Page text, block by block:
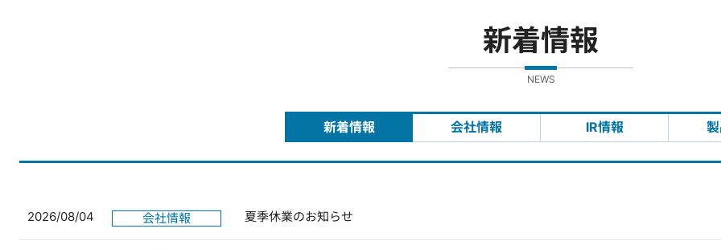
新着情報
NEWS
新着情報 会社情報 IR情報
2026/08/04 会社情報 夏季休業のお知らせ